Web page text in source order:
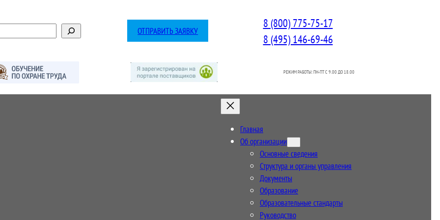
ОТПРАВИТЬ ЗАЯВКУ
8 (800) 775-75-17
8 (495) 146-69-46
РЕЖИМ РАБОТЫ: ПН-ПТ C 9.00 ДО 18.00
Главная
Об организации
Основные сведения
Структура и органы управления
Документы
Образование
Образовательные стандарты
Руководство